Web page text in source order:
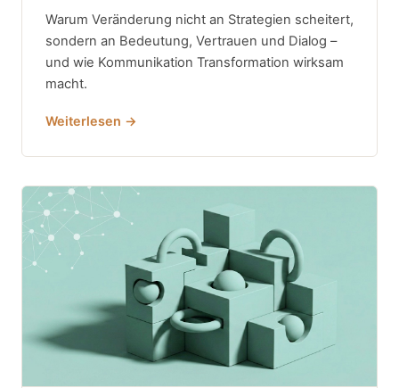
Warum Veränderung nicht an Strategien scheitert,
sondern an Bedeutung, Vertrauen und Dialog –
und wie Kommunikation Transformation wirksam
macht.
Weiterlesen →